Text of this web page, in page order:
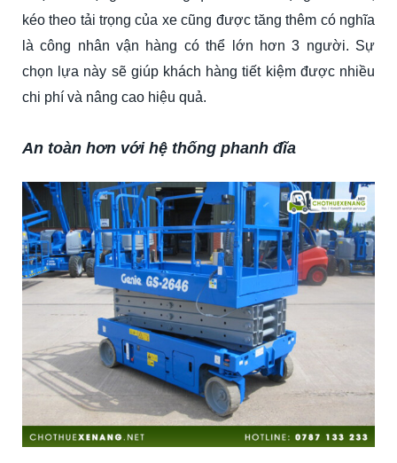
kéo theo tải trọng của xe cũng được tăng thêm có nghĩa
là công nhân vận hàng có thể lớn hơn 3 người. Sự
chọn lựa này sẽ giúp khách hàng tiết kiệm được nhiều
chi phí và nâng cao hiệu quả.
An toàn hơn với hệ thống phanh đĩa